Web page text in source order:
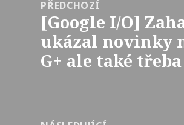
příspěvek
PŘEDCHOZÍ
Předchozí
příspěvek:
[Google I/O]
ukázal novinky
G+ ale také